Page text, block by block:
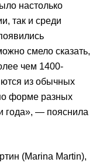
настолько
так и среди
смело сказать,
чем 1400-
из обычных
форме разных
года», — пояснила
(Marina Martin),